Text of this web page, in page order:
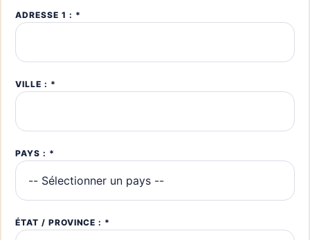
ADRESSE 1 : *
VILLE : *
PAYS : *
ÉTAT / PROVINCE : *